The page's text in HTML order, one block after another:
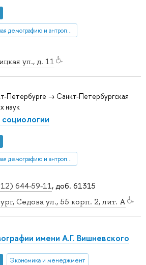
ул., д. 11
Социология (включая демографию и антропологию)
644-59-11, доб. 61315
Седова ул., 55 корп. 2, лит. А
Петербурге → Санкт-Петербургская
наук
Социология (включая демографию и антропологию)
имени А.Г. Вишневского
Экономика и менеджмент